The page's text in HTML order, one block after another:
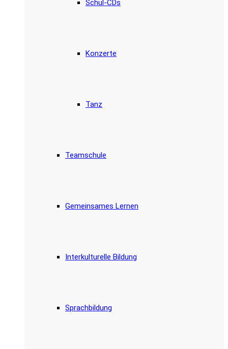
Schul-CDs
Konzerte
Tanz
Teamschule
Gemeinsames Lernen
Interkulturelle Bildung
Sprachbildung